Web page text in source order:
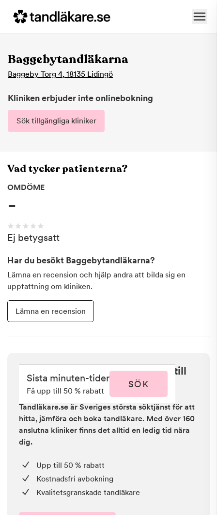
Baggebytandläkarna
Baggeby Torg 4, 18135 Lidingö
Kliniken erbjuder inte onlinebokning
Sök tillgängliga kliniker
Vad tycker patienterna?
OMDÖME
-
Ej betygsatt
Har du besökt Baggebytandläkarna?
Lämna en recension och hjälp andra att bilda sig en
uppfattning om kliniken.
Lämna en recension
Sista minuten i Lidingö - få upp till
50 % rabatt
Tandläkare.se är Sveriges största söktjänst för att
hitta, jämföra och boka tandläkare. Med över 160
anslutna kliniker finns det alltid en ledig tid nära
dig.
Upp till 50 % rabatt
Kostnadsfri avbokning
Kvalitetsgranskade tandläkare
Sista minuten-tider
Få upp till 50 % rabatt
SÖK